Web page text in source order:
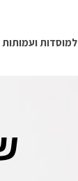
למוסדות ועמותות